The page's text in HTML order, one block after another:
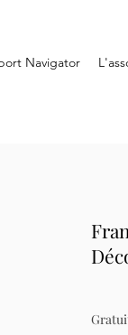
Navigator